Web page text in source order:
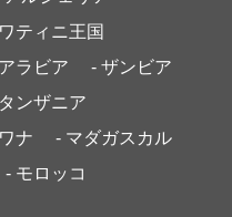
ティニ王国
ラビア
- ザンビア
ンザニア
ナ
- マダガスカル
- モロッコ